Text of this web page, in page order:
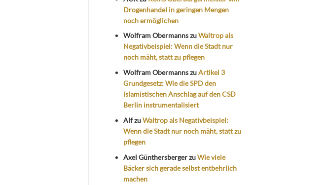
Drogenhandel in geringen Mengen
noch ermöglichen
Wolfram ObermannszuWaltrop als
Negativbeispiel: Wenn die Stadt nur
noch mäht, statt zu pflegen
Wolfram ObermannszuArtikel 3
Grundgesetz: Wie die SPD den
islamistischen Anschlag auf den CSD
Berlin instrumentalisiert
AlfzuWaltrop als Negativbeispiel:
Wenn die Stadt nur noch mäht, statt zu
pflegen
Axel GünthersbergerzuWie viele
Bäcker sich gerade selbst entbehrlich
machen